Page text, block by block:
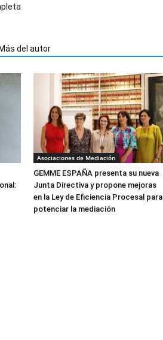
Más del autor
Asociaciones de Mediación
GEMME ESPAÑA presenta su nueva
Junta Directiva y propone mejoras
en la Ley de Eficiencia Procesal para
potenciar la mediación